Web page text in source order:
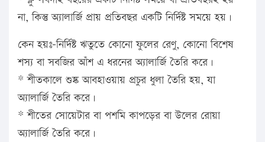
না, কিন্তু অ্যালার্জি প্রায় প্রতিবছর একটি নির্দিষ্ট সময়ে হয়।
কেন হয়ঃ-নির্দিষ্ট ঋতুতে কোনো ফুলের রেণু, কোনো বিশেষ
শস্য বা সবজির আঁশ এ ধরনের অ্যালার্জি তৈরি করে।
* শীতকালে শুষ্ক আবহাওয়ায় প্রচুর ধুলা তৈরি হয়, যা
অ্যালার্জি তৈরি করে।
* শীতের সোয়েটার বা পশমি কাপড়ের বা উলের রোয়া
অ্যালার্জি তৈরি করে।